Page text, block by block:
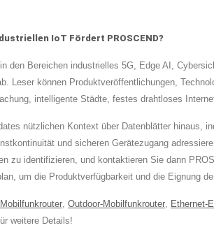
IoT Fördert PROSCEND?
den Bereichen industrielles 5G, Edge AI,
Leser können Produktveröffentlichungen,
intelligente Städte, festes drahtloses
nützlichen Kontext über Datenblätter hinaus,
und sicheren Gerätezugang
zu identifizieren, und kontaktieren Sie dann
um die Produktverfügbarkeit und die Eignung
, Outdoor-Mobilfunkrouter, Ethernet-
weitere Details!